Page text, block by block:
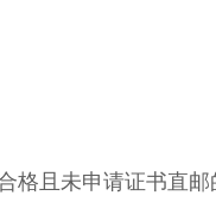
格且未申请证书直邮